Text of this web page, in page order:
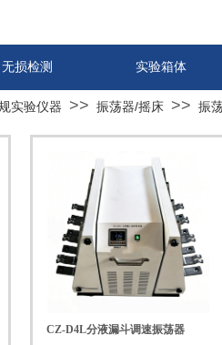
无损检测 实验箱体
实验仪器 >> 振荡器/摇床 >> 振
CZ-D4L分液漏斗调速振荡器